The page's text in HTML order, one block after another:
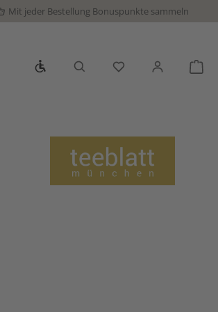
Mit jeder Bestellung Bonuspunkte sammeln
Werkzeugleiste anzeigen
Du hast 0